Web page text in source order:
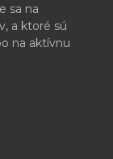
sa na
a ktoré sú
na aktívnu